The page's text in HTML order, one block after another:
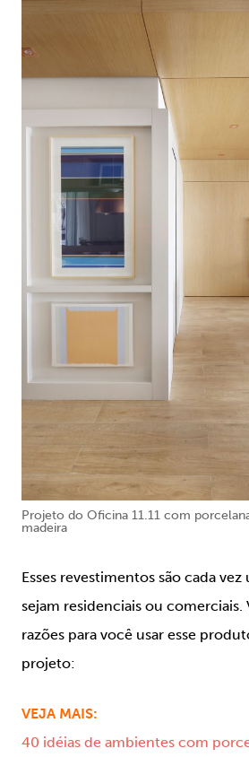
Projeto do Oficina 11.11 com
madeira
Esses revestimentos são cada
sejam residenciais ou comerciais.
razões para você usar esse
projeto:
VEJA MAIS:
40 idéias de ambientes com